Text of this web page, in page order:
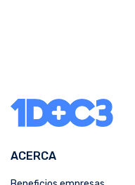
ACERCA